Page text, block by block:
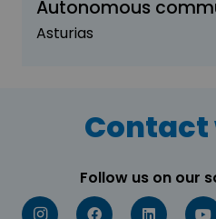
Autonomous
Asturias
Follow us on our